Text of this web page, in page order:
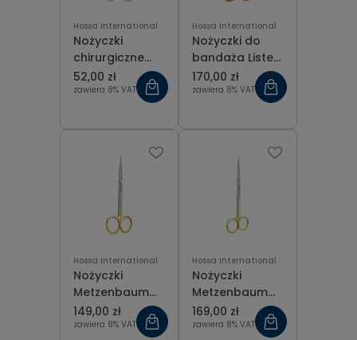
Hossa International
Nożyczki
chirurgiczne
tępo-ostre
proste 20 cm
52,00 zł
zawiera 8% VAT
Hossa International
Nożyczki do
bandaża Lister,
opatrunkowe
T.C. Gold 14.5
170,00 zł
zawiera 8% VAT
Hossa International
Nożyczki
Metzenbaum
Fino T.C. Gold
proste 14,5 cm
149,00 zł
zawiera 8% VAT
Hossa International
Nożyczki
Metzenbaum
Fino T.C. Gold
proste 16 cm
169,00 zł
zawiera 8% VAT